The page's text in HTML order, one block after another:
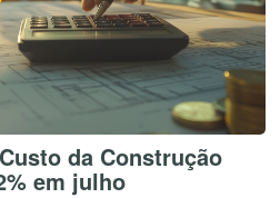
da Construção
em julho